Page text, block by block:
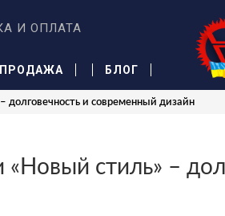
И ОПЛАТА
БЛОГ
и современный дизайн
стиль» –